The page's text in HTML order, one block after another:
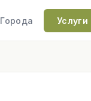
Города Услуги